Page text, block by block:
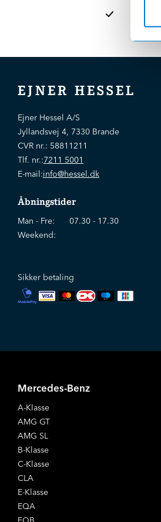
EJNER HESSEL
Ejner Hessel A/S
Jyllandsvej 4, 7330 Brande
CVR nr.: 58811211
Tlf. nr.:7211 5001
E-mail:info@hessel.dk
Åbningstider
Man - Fre:
07.30 - 17.30
Weekend:
Sikker betaling
Mercedes-Benz
A-Klasse
AMG GT
AMG SL
B-Klasse
C-Klasse
CLA
E-Klasse
EQA